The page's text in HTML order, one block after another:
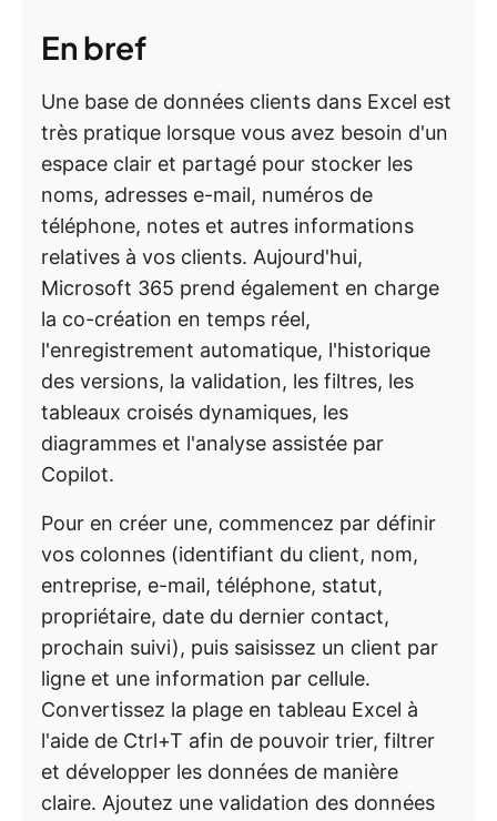
En bref
Une base de données clients dans Excel est
très pratique lorsque vous avez besoin d'un
espace clair et partagé pour stocker les
noms, adresses e-mail, numéros de
téléphone, notes et autres informations
relatives à vos clients. Aujourd'hui,
Microsoft 365 prend également en charge
la co-création en temps réel,
l'enregistrement automatique, l'historique
des versions, la validation, les filtres, les
tableaux croisés dynamiques, les
diagrammes et l'analyse assistée par
Copilot.
Pour en créer une, commencez par définir
vos colonnes (identifiant du client, nom,
entreprise, e-mail, téléphone, statut,
propriétaire, date du dernier contact,
prochain suivi), puis saisissez un client par
ligne et une information par cellule.
Convertissez la plage en tableau Excel à
l'aide de Ctrl+T afin de pouvoir trier, filtrer
et développer les données de manière
claire. Ajoutez une validation des données